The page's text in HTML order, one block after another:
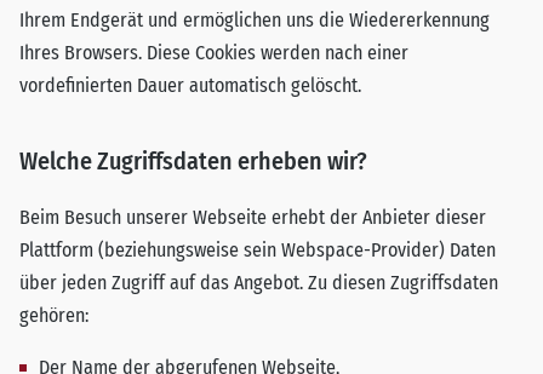
Ihrem Endgerät und ermöglichen uns die Wiedererkennung
Ihres Browsers. Diese Cookies werden nach einer
vordefinierten Dauer automatisch gelöscht.
Welche Zugriffsdaten erheben wir?
Beim Besuch unserer Webseite erhebt der Anbieter dieser
Plattform (beziehungsweise sein Webspace-Provider) Daten
über jeden Zugriff auf das Angebot. Zu diesen Zugriffsdaten
gehören:
Der Name der abgerufenen Webseite,